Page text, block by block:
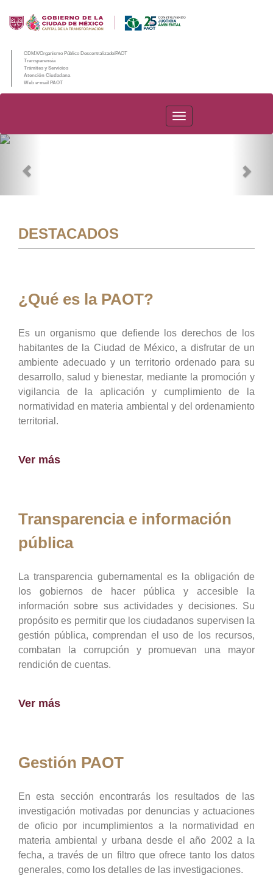
CDMX/Organismo Público Descentralizado/PAOT
Transparencia
Trámites y Servicios
Atención Ciudadana
Web e-mail PAOT
PAOT
DESTACADOS
¿Qué es la PAOT?
Es un organismo que defiende los derechos de los
habitantes de la Ciudad de México, a disfrutar de un
ambiente adecuado y un territorio ordenado para su
desarrollo, salud y bienestar, mediante la promoción y
vigilancia de la aplicación y cumplimiento de la
normatividad en materia ambiental y del ordenamiento
territorial.
Ver más
Transparencia e información
pública
La transparencia gubernamental es la obligación de
los gobiernos de hacer pública y accesible la
información sobre sus actividades y decisiones. Su
propósito es permitir que los ciudadanos supervisen la
gestión pública, comprendan el uso de los recursos,
combatan la corrupción y promuevan una mayor
rendición de cuentas.
Ver más
Gestión PAOT
En esta sección encontrarás los resultados de las
investigación motivadas por denuncias y actuaciones
de oficio por incumplimientos a la normatividad en
materia ambiental y urbana desde el año 2002 a la
fecha, a través de un filtro que ofrece tanto los datos
generales, como los detalles de las investigaciones.